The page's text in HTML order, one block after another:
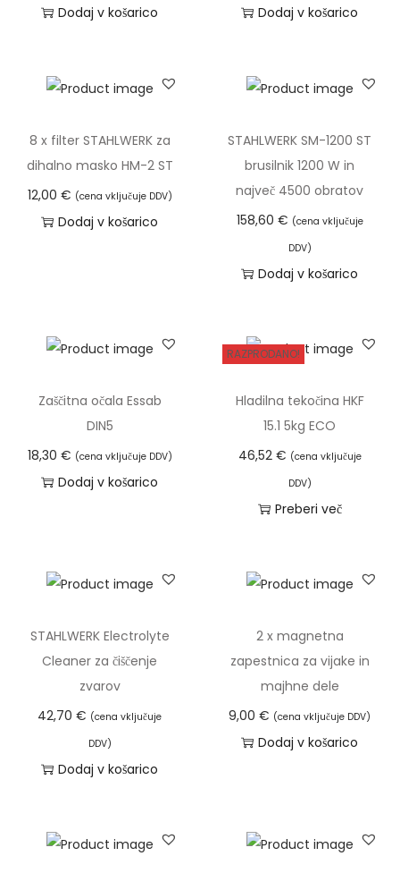
D
7
-
9
5
k
i
Dodaj v košarico Dodaj v košarico
8 x filter STAHLWERK za
dihalno masko HM-2 ST
12,00 € (cena vključuje DDV)
Dodaj v košarico
STAHLWERK SM-1200 ST
brusilnik 1200 W in
največ 4500 obratov
158,60 € (cena vključuje
DDV)
Dodaj v košarico
Zaščitna očala Essab
DIN5
18,30 € (cena vključuje DDV)
Dodaj v košarico
RAZPRODANO!
Hladilna tekočina HKF
15.1 5kg ECO
46,52 € (cena vključuje
DDV)
Preberi več
STAHLWERK Electrolyte
Cleaner za čiščenje
zvarov
42,70€ (cena vključuje
DDV)
Dodaj v košarico
2 x magnetna
zapestnica za vijake in
majhne dele
9,00€ (cena vključuje DDV)
Dodaj v košarico